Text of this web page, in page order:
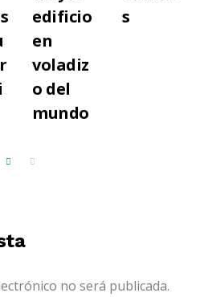
edificio
en
voladiz
o del
mundo
s
no será publicada.